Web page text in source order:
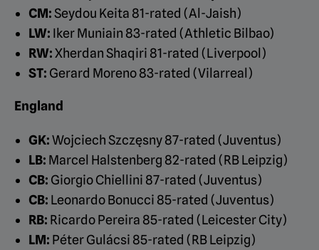
CM:Seydou Keita 81-rated (Al-Jaish)
LW: Iker Muniain 83-rated (Athletic Bilbao)
RW:Xherdan Shaqiri 81-rated (Liverpool)
ST: Gerard Moreno 83-rated (Vilarreal)
England
GK:Wojciech Szczęsny 87-rated (Juventus)
LB: Marcel Halstenberg 82-rated (RB Leipzig)
CB: Giorgio Chiellini 87-rated (Juventus)
CB: Leonardo Bonucci 85-rated (Juventus)
RB: Ricardo Pereira 85-rated (Leicester City)
LM: Péter Gulácsi 85-rated (RB Leipzig)